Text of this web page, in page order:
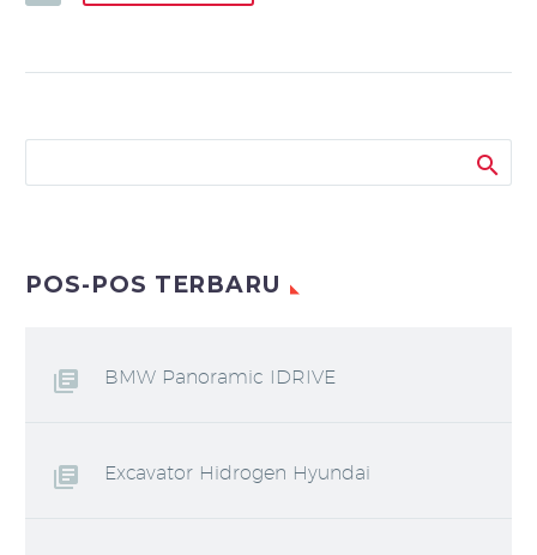
POS-POS TERBARU
BMW Panoramic IDRIVE
Excavator Hidrogen Hyundai